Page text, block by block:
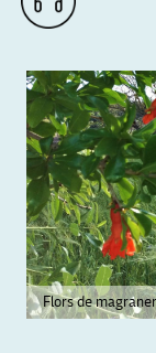
Flors de